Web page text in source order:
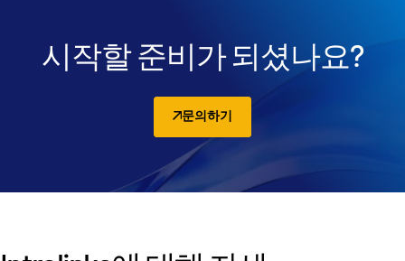
Dutch
시작할 준비가 되셨나요?
문의하기